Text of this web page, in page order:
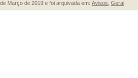
Março de 2019 e foi arquivada em: Avisos Geral